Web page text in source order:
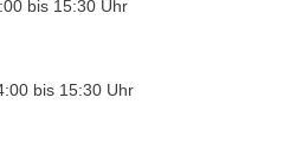
bis 15:30 Uhr
bis 15:30 Uhr